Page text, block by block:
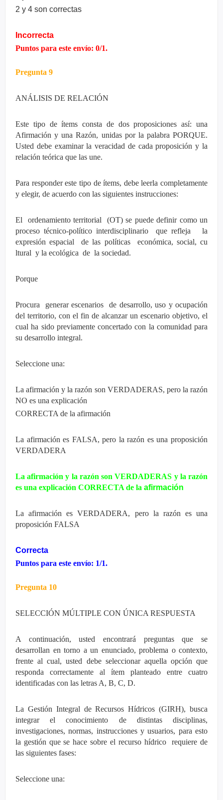
2 y 4 son correctas
Incorrecta
Puntos para este envío: 0/1.
Pregunta 9
ANÁLISIS DE RELACIÓN
Este tipo de ítems consta de dos proposiciones así: una
Afirmación y una Razón, unidas por la palabra PORQUE.
Usted debe examinar la veracidad de cada proposición y la
relación teórica que las une.
Para responder este tipo de ítems, debe leerla completamente
y elegir, de acuerdo con las siguientes instrucciones:
El ordenamiento territorial (OT) se puede definir como un
proceso técnico-político interdisciplinario que refleja la
expresión espacial de las políticas económica, social, cu
ltural y la ecológica de la sociedad.
Porque
Procura generar escenarios de desarrollo, uso y ocupación
del territorio, con el fin de alcanzar un escenario objetivo, el
cual ha sido previamente concertado con la comunidad para
su desarrollo integral.
Seleccione una:
La afirmación y la razón son VERDADERAS, pero la razón
NO es una explicación
CORRECTA de la afirmación
La afirmación es FALSA, pero la razón es una proposición
VERDADERA
La afirmación y la razón son VERDADERAS y la razón
es una explicación CORRECTA de la afirmación
La afirmación es VERDADERA, pero la razón es una
proposición FALSA
Correcta
Puntos para este envío: 1/1.
Pregunta 10
SELECCIÓN MÚLTIPLE CON ÚNICA RESPUESTA
A continuación, usted encontrará preguntas que se
desarrollan en torno a un enunciado, problema o contexto,
frente al cual, usted debe seleccionar aquella opción que
responda correctamente al ítem planteado entre cuatro
identificadas con las letras A, B, C, D.
La Gestión Integral de Recursos Hídricos (GIRH), busca
integrar el conocimiento de distintas disciplinas,
investigaciones, normas, instrucciones y usuarios, para esto
la gestión que se hace sobre el recurso hídrico requiere de
las siguientes fases:
Seleccione una: